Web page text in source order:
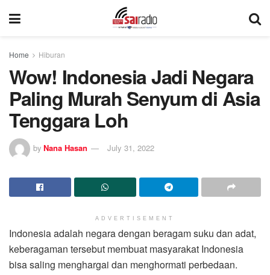
Home Hiburan
Wow! Indonesia Jadi Negara
Paling Murah Senyum di Asia
Tenggara Loh
by Nana Hasan July 31, 2022
ADVERTISEMENT
Indonesia adalah negara dengan beragam suku dan adat,
keberagaman tersebut membuat masyarakat Indonesia
bisa saling menghargai dan menghormati perbedaan.